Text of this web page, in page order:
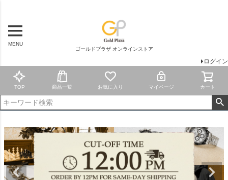
MENU
ゴールドプラザ オンラインストア
ログイン
TOP 商品一覧 お気に入り マイページ カート